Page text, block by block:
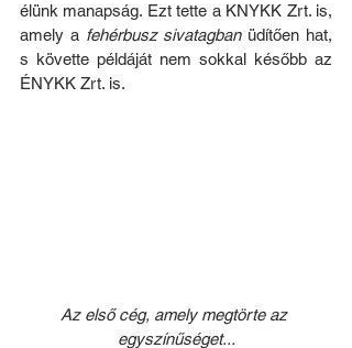
élünk manapság. Ezt tette a KNYKK Zrt. is,
amely a fehérbusz sivatagban üdítően hat,
s követte példáját nem sokkal később az
ÉNYKK Zrt. is.
Az első cég, amely megtörte az
egyszínűséget...